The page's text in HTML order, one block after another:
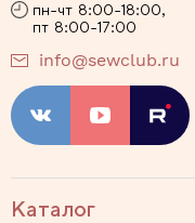
Каталог
пн-чт 8:00-18:00,
пт 8:00-17:00
info@sewclub.ru